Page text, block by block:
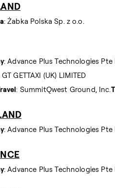
: Żabka Polska Sp. z o.o.
: Advance Plus Technologies Pte
GT GETTAXI (UK) LIMITED
: SummitQwest Ground, Inc.
: Advance Plus Technologies Pte
: Advance Plus Technologies Pte